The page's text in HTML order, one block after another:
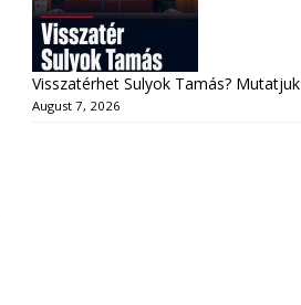
Visszatérhet Sulyok Tamás? Mutatjuk
August 7, 2026